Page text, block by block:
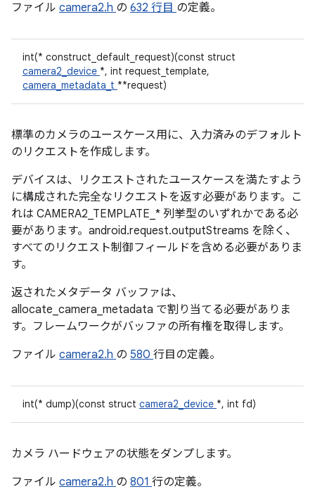
ファイル camera2.h の 632 行目 の定義。
int(* construct_default_request)(const struct
camera2_device *, int request_template,
camera_metadata_t **request)
標準のカメラのユースケース用に、入力済みのデフォルト
のリクエストを作成します。
デバイスは、リクエストされたユースケースを満たすよう
に構成された完全なリクエストを返す必要があります。こ
れは CAMERA2_TEMPLATE_* 列挙型のいずれかである必
要があります。android.request.outputStreams を除く、
すべてのリクエスト制御フィールドを含める必要がありま
す。
返されたメタデータ バッファは、
allocate_camera_metadata で割り当てる必要がありま
す。フレームワークがバッファの所有権を取得します。
ファイル camera2.h の 580 行目の定義。
int(* dump)(const struct camera2_device *, int fd)
カメラ ハードウェアの状態をダンプします。
ファイル camera2.h の 801 行の定義。